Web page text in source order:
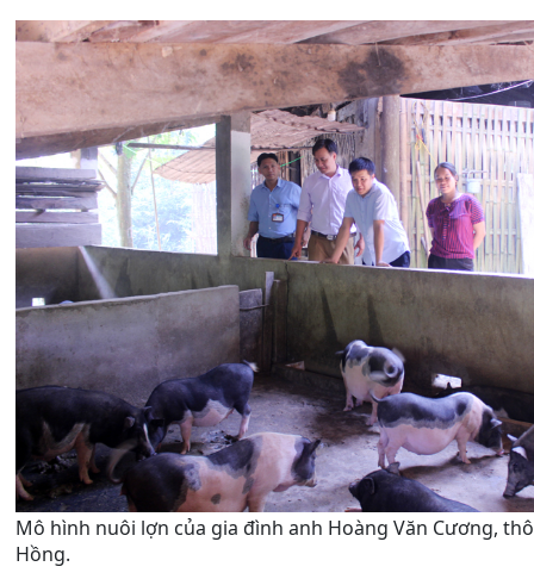
Mô hình nuôi lợn của gia đình anh Hoàng Văn Cương,
Hồng.